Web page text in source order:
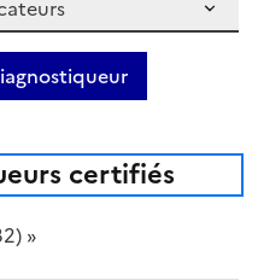
certifiés
»